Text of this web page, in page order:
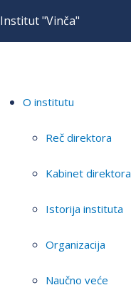
Institut "Vinča"
O institutu
Reč direktora
Kabinet direktora
Istorija instituta
Organizacija
Naučno veće